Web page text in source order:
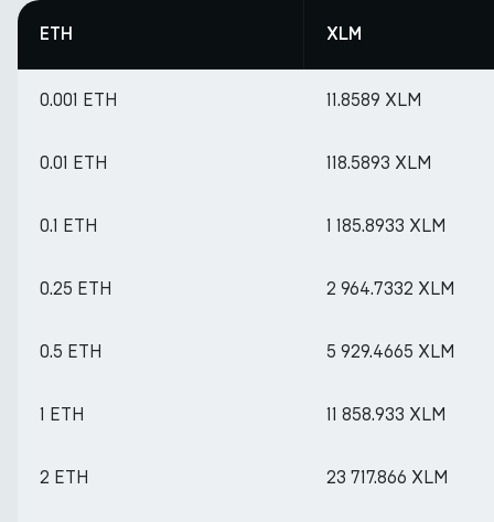
ETH XLM
0.001 ETH 11.8589 XLM
0.01 ETH 118.5893 XLM
0.1 ETH 1 185.8933 XLM
0.25 ETH 2 964.7332 XLM
0.5 ETH 5 929.4665 XLM
1 ETH 11 858.933 XLM
2 ETH 23 717.866 XLM